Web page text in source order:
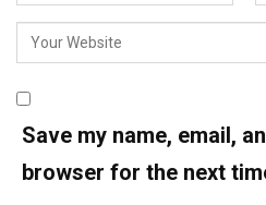
Save my name, email,
browser for the next